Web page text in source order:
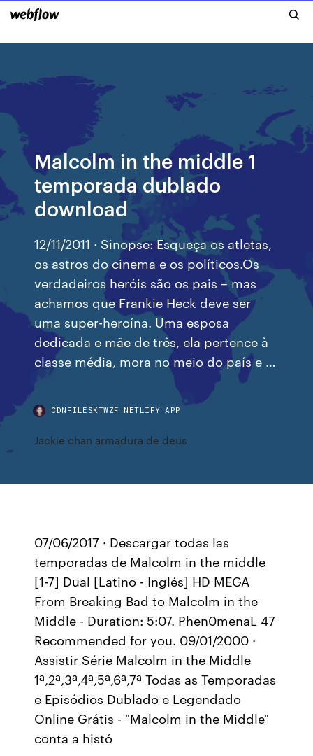
Malcolm in the middle 1
temporada dublado
download
12/11/2011 · Sinopse: Esqueça os atletas,
os astros do cinema e os políticos.Os
verdadeiros heróis são os pais – mas
achamos que Frankie Heck deve ser
uma super-heroína. Uma esposa
dedicada e mãe de três, ela pertence à
classe média, mora no meio do país e …
CDNFILESKTWZF.NETLIFY.APP
Jackie chan armadura de deus
07/06/2017 · Descargar todas las
temporadas de Malcolm in the middle
[1-7] Dual [Latino - Inglés] HD MEGA
From Breaking Bad to Malcolm in the
Middle - Duration: 5:07. Phen0menaL 47
Recommended for you. 09/01/2000 ·
Assistir Série Malcolm in the Middle
1ª,2ª,3ª,4ª,5ª,6ª,7ª Todas as Temporadas
e Episódios Dublado e Legendado
Online Grátis - "Malcolm in the Middle"
conta a histó